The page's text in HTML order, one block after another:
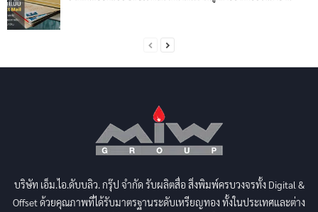
บริษัท เอ็ม.ไอ.ดับบลิว. กรุ๊ป จำกัด รับผลิตสื่อ สิ่งพิมพ์ครบวงจรทั้ง Digital &
Offset ด้วยคุณภาพที่ได้รับมาตรฐานระดับเหรียญทอง ทั้งในประเทศและต่าง